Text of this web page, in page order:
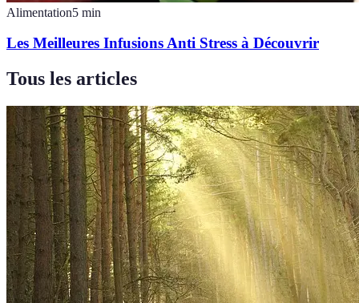
Alimentation5 min
Les Meilleures Infusions Anti Stress à Découvrir
Tous les articles